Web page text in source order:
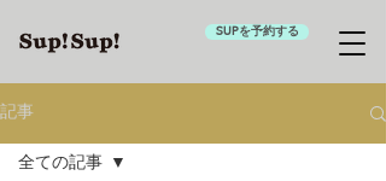
SUPを予約する
記事
全ての記事